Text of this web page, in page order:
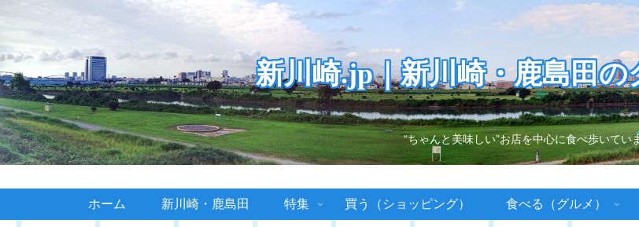
新川崎.jp｜新川崎・鹿島田
“ちゃんと美味しい”お店を中心に食べ歩いてい
ホーム 新川崎・鹿島田 特集 買う（ショッピング） 食べる（グルメ）